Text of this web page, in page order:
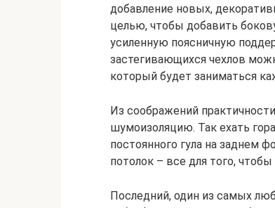
добавление новых,
целью, чтобы добавить
усиленную поясничную
застегивающихся чехлов
который будет заниматься
Из соображений
шумоизоляцию. Так ехать
постоянного гула на заднем
потолок – все для того,
Последний, один из самых